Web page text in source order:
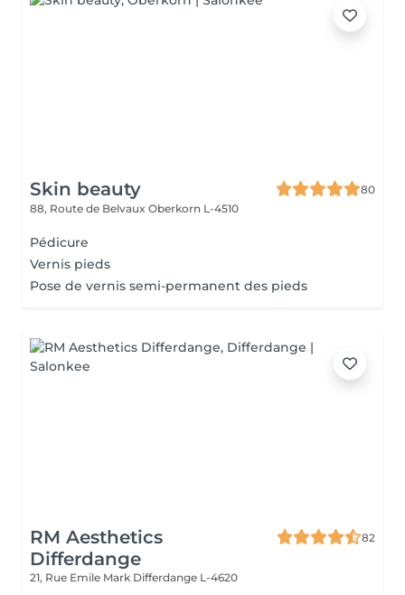
Skin beauty
80
88, Route de Belvaux Oberkorn L-4510
Pédicure
Vernis pieds
Pose de vernis semi-permanent des pieds
RM Aesthetics
Differdange
82
21, Rue Emile Mark Differdange L-4620